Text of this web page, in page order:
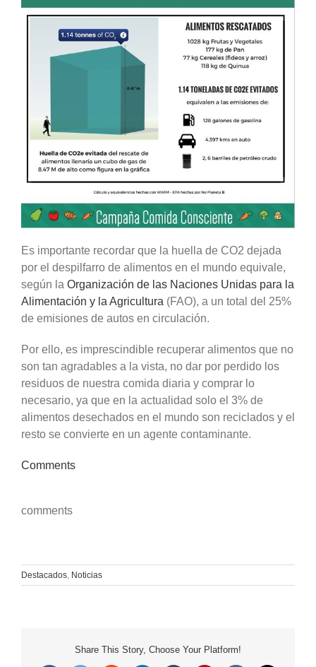
Es importante recordar que la huella de CO2 dejada
por el despilfarro de alimentos en el mundo equivale,
según la Organización de las Naciones Unidas para la
Alimentación y la Agricultura (FAO), a un total del 25%
de emisiones de autos en circulación.
Por ello, es imprescindible recuperar alimentos que no
son tan agradables a la vista, no dar por perdido los
residuos de nuestra comida diaria y comprar lo
necesario, ya que en la actualidad solo el 3% de
alimentos desechados en el mundo son reciclados y el
resto se convierte en un agente contaminante.
Comments
comments
Destacados, Noticias
Share This Story, Choose Your Platform!